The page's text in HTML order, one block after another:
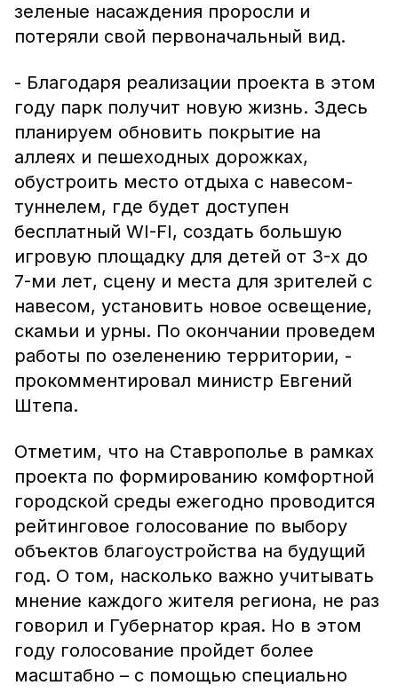
зеленые насаждения проросли и
потеряли свой первоначальный вид.
- Благодаря реализации проекта в этом
году парк получит новую жизнь. Здесь
планируем обновить покрытие на
аллеях и пешеходных дорожках,
обустроить место отдыха с навесом-
туннелем, где будет доступен
бесплатный WI-FI, создать большую
игровую площадку для детей от 3-х до
7-ми лет, сцену и места для зрителей с
навесом, установить новое освещение,
скамьи и урны. По окончании проведем
работы по озеленению территории, -
прокомментировал министр Евгений
Штепа.
Отметим, что на Ставрополье в рамках
проекта по формированию комфортной
городской среды ежегодно проводится
рейтинговое голосование по выбору
объектов благоустройства на будущий
год. О том, насколько важно учитывать
мнение каждого жителя региона, не раз
говорил и Губернатор края. Но в этом
году голосование пройдет более
масштабно – с помощью специально